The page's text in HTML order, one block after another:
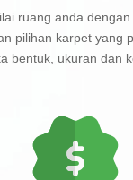
ruang anda
pilihan karpet yang
bentuk, ukuran dan